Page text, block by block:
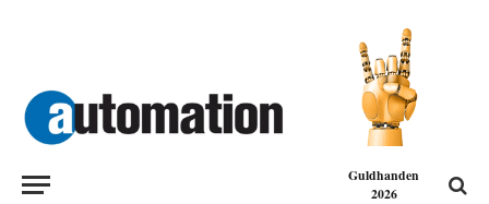
Guldhanden
2026